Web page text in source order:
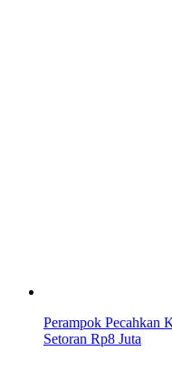
Perampok Pecahkan
Setoran Rp8 Juta